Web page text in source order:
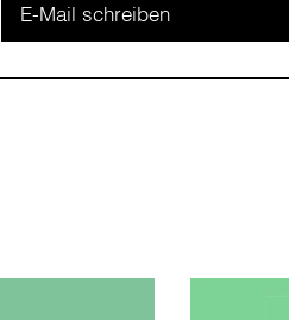
E-Mail schreiben